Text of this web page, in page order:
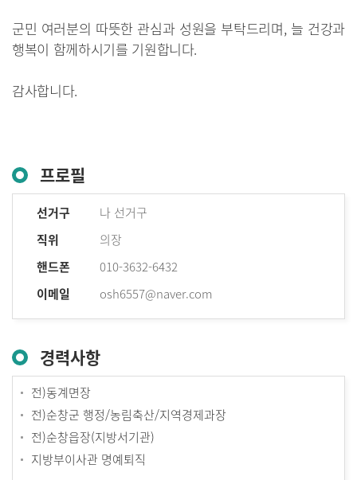
군민 여러분의 따뜻한 관심과 성원을 부탁드리며, 늘 건강과
행복이 함께하시기를 기원합니다.
감사합니다.
프로필
선거구
나 선거구
직위
의장
핸드폰
010-3632-6432
이메일
osh6557@naver.com
경력사항
전)동계면장
전)순창군 행정/농림축산/지역경제과장
전)순창읍장(지방서기관)
지방부이사관 명예퇴직